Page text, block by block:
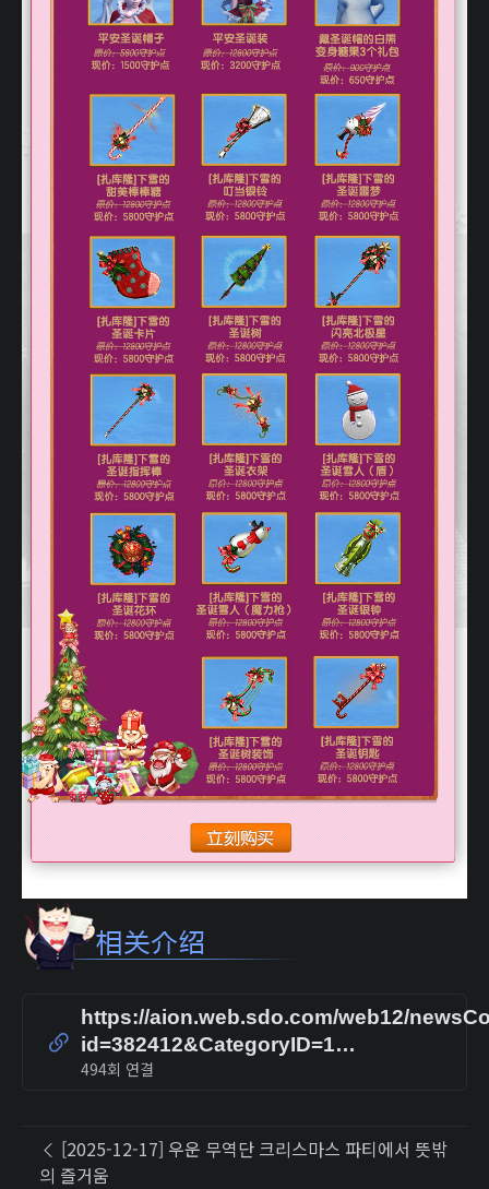
https://aion.web.sdo.com/web12/
id=382412&CategoryID=1…
494회 연결
[2025-12-17] 우운 무역단 크리스마스 파티에서 뜻밖
의 즐거움